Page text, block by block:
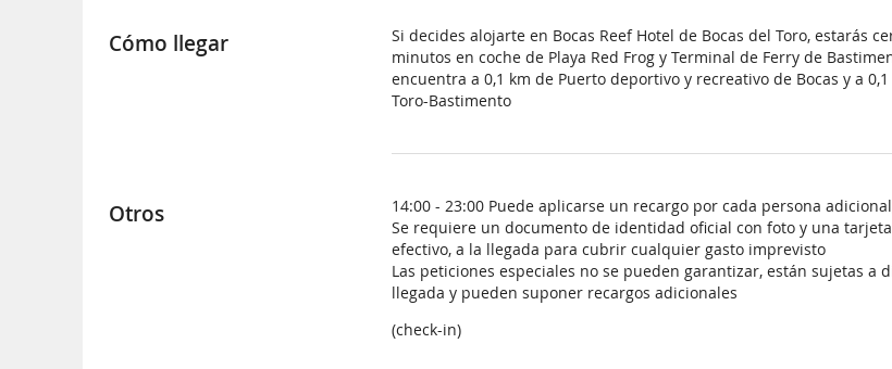
Cómo llegar
Si decides alojarte en Bocas Reef Hotel de Bocas del Toro, estarás
minutos en coche de Playa Red Frog y Terminal de Ferry de
encuentra a 0,1 km de Puerto deportivo y recreativo de Bocas y a
Toro-Bastimento
Otros
14:00 - 23:00 Puede aplicarse un recargo por cada persona
Se requiere un documento de identidad oficial con foto y una
efectivo, a la llegada para cubrir cualquier gasto imprevisto
Las peticiones especiales no se pueden garantizar, están sujetas a
llegada y pueden suponer recargos adicionales
(check-in)